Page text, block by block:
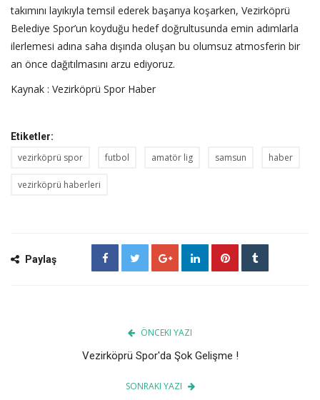
takımını layıkıyla temsil ederek başarıya koşarken, Vezirköprü
Belediye Spor’un koyduğu hedef doğrultusunda emin adımlarla
ilerlemesi adına saha dışında oluşan bu olumsuz atmosferin bir
an önce dağıtılmasını arzu ediyoruz.
Kaynak : Vezirköprü Spor Haber
Etiketler:
vezirköprü spor futbol amatör lig samsun haber
vezirköprü haberleri
Paylaş
ÖNCEKI YAZI
Vezirköprü Spor'da Şok Gelişme !
SONRAKI YAZI